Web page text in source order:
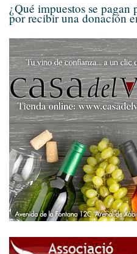
¿Qué impuestos se
por recibir una donación